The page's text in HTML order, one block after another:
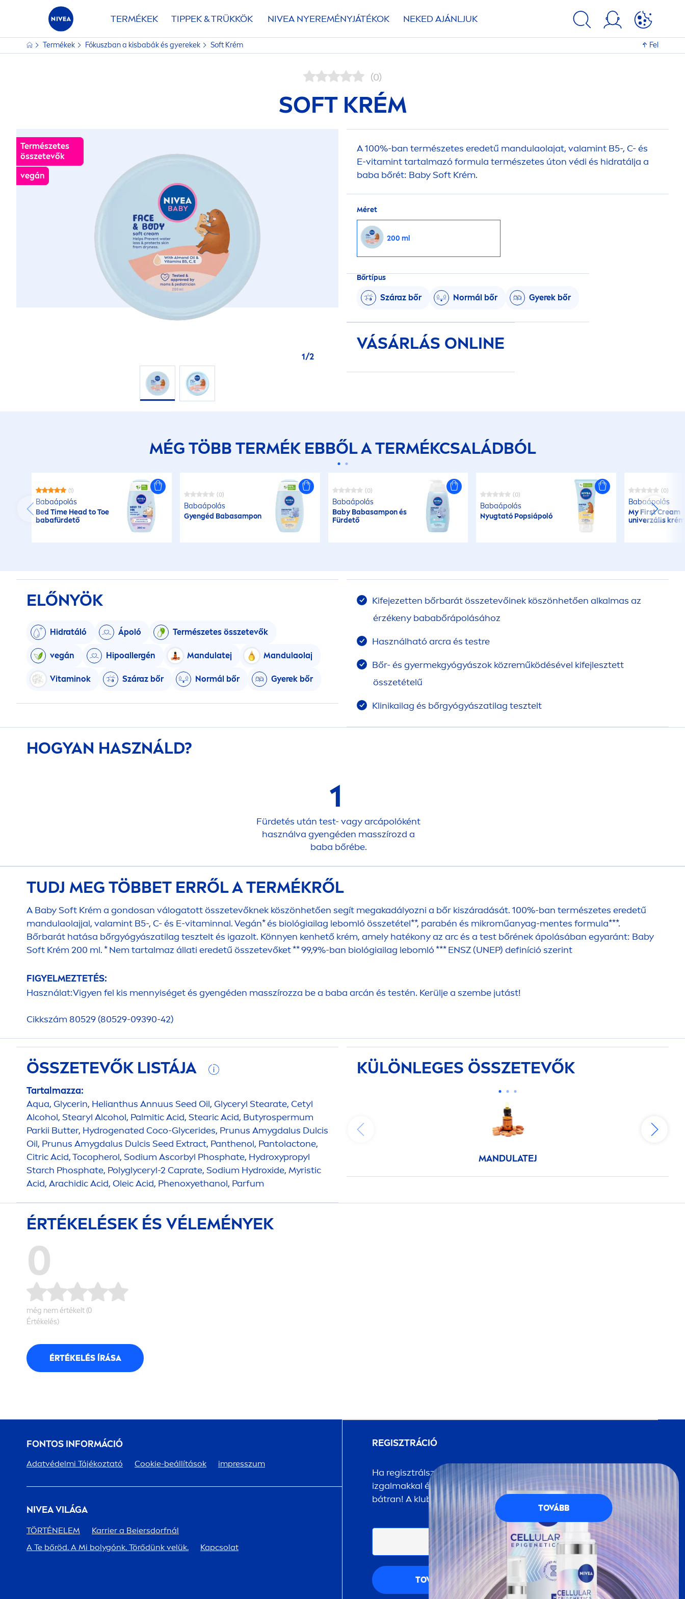
TERMÉKEK TIPPEK & TRÜKKÖK NIVEA NYEREMÉNYJÁTÉKOK NEKED AJÁNLJUK
Termékek Fókuszban a kisbabák és gyerekek Soft Krém Fel
(0)
SOFT KRÉM
Természetes
összetevők
vegán
1/2
Természetes
összetevők
vegán
A 100%-ban természetes eredetű mandulaolajat, valamint B5-, C- és
E-vitamint tartalmazó formula természetes úton védi és hidratálja a
baba bőrét: Baby Soft Krém.
Méret
200 ml
Bőrtípus
Száraz bőr Normál bőr Gyerek bőr
VÁSÁRLÁS ONLINE
MÉG TÖBB TERMÉK EBBŐL A TERMÉKCSALÁDBÓL
(1)
Babaápolás
Bed Time Head to Toe
babafürdető
(0)
Babaápolás
Gyengéd Babasampon
(0)
Babaápolás
Baby Babasampon és
Fürdető
(0)
Babaápolás
Nyugtató Popsiápoló
(0)
Babaápolás
My First Cream
univerzális krém
ELŐNYÖK
Hidratáló Ápoló Természetes összetevők
vegán Hipoallergén Mandulatej Mandulaolaj
Vitaminok Száraz bőr Normál bőr Gyerek bőr
Kifejezetten bőrbarát összetevőinek köszönhetően alkalmas az
érzékeny bababőrápolásához
Használható arcra és testre
Bőr- és gyermekgyógyászok közreműködésével kifejlesztett
összetételű
Klinikailag és bőrgyógyászatilag tesztelt
HOGYAN HASZNÁLD?
1
Fürdetés után test- vagy arcápolóként
használva gyengéden masszírozd a
baba bőrébe.
TUDJ MEG TÖBBET ERRŐL A TERMÉKRŐL
A Baby Soft Krém a gondosan válogatott összetevőknek köszönhetően segít megakadályozni a bőr kiszáradását. 100%-ban természetes eredetű
mandulaolajjal, valamint B5-, C- és E-vitaminnal. Vegán* és biológiailag lebomló összetétel**, parabén és mikroműanyag-mentes formula***.
Bőrbarát hatása bőrgyógyászatilag tesztelt és igazolt. Könnyen kenhető krém, amely hatékony az arc és a test bőrének ápolásában egyaránt: Baby
Soft Krém 200 ml. * Nem tartalmaz állati eredetű összetevőket ** 99,9%-ban biológiailag lebomló *** ENSZ (UNEP) definíció szerint
FIGYELMEZTETÉS:
Használat:Vigyen fel kis mennyiséget és gyengéden masszírozza be a baba arcán és testén. Kerülje a szembe jutást!
Cikkszám 80529 (80529-09390-42)
ÖSSZETEVŐK LISTÁJA
Tartalmazza:
Aqua, Glycerin, Helianthus Annuus Seed Oil, Glyceryl Stearate, Cetyl
Alcohol, Stearyl Alcohol, Palmitic Acid, Stearic Acid, Butyrospermum
Parkii Butter, Hydrogenated Coco-Glycerides, Prunus Amygdalus Dulcis
Oil, Prunus Amygdalus Dulcis Seed Extract, Panthenol, Pantolactone,
Citric Acid, Tocopherol, Sodium Ascorbyl Phosphate, Hydroxypropyl
Starch Phosphate, Polyglyceryl-2 Caprate, Sodium Hydroxide, Myristic
Acid, Arachidic Acid, Oleic Acid, Phenoxyethanol, Parfum
KÜLÖNLEGES ÖSSZETEVŐK
MANDULATEJ
ÉRTÉKELÉSEK ÉS VÉLEMÉNYEK
0
még nem értékelt (0
Értékelés)
ÉRTÉKELÉS ÍRÁSA
FONTOS INFORMÁCIÓ
Adatvédelmi Tájékoztató Cookie-beállítások impresszum
NIVEAVILÁGA
TÖRTÉNELEM
Karrier a Beiersdorfnál
A Te bőröd. A Mi bolygónk. Törődünk velük.
Kapcsolat
REGISZTRÁCIÓ
Ha regisztrálsz a
izgalmakkal és meglepetésekkel teli, kék-fehér világának. Regisztrálj
bátran! A klubtagság számos előnnyel jár.
TOVÁBB
TOVÁBB